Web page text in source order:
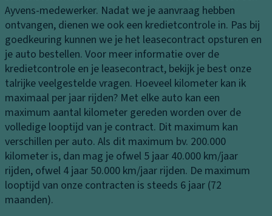
n
g
M
is
tl
a
m
p
e
n
v
o
o
ra
B
a
n
d
e
n
L
a
k
H
a
n
d
s
e
T
ra
n
s
m
is
si
e
S
t
a
bi
lit
Ayvens-medewerker. Nadat we je aanvraag hebben
ontvangen, dienen we ook een kredietcontrole in. Pas bij
goedkeuring kunnen we je het leasecontract opsturen en
je auto bestellen. Voor meer informatie over de
kredietcontrole en je leasecontract, bekijk je best onze
talrijke veelgestelde vragen. Hoeveel kilometer kan ik
maximaal per jaar rijden? Met elke auto kan een
maximum aantal kilometer gereden worden over de
volledige looptijd van je contract. Dit maximum kan
verschillen per auto. Als dit maximum bv. 200.000
kilometer is, dan mag je ofwel 5 jaar 40.000 km/jaar
rijden, ofwel 4 jaar 50.000 km/jaar rijden. De maximum
looptijd van onze contracten is steeds 6 jaar (72
maanden).